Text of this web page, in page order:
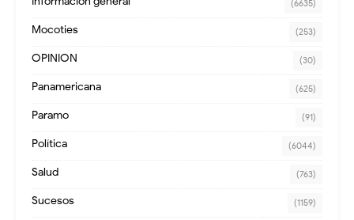
(6635)
Mocoties (253)
OPINION (30)
Panamericana (625)
Paramo (91)
Política (6044)
Salud (763)
Sucesos (1159)